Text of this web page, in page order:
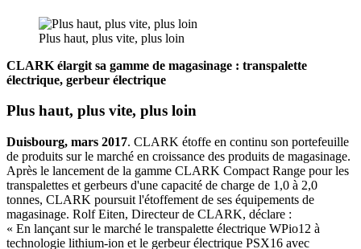
Plus haut, plus vite, plus loin
CLARK élargit sa gamme de magasinage : transpalette
électrique, gerbeur électrique
Plus haut, plus vite, plus loin
Duisbourg, mars 2017. CLARK étoffe en continu son portefeuille
de produits sur le marché en croissance des produits de magasinage.
Après le lancement de la gamme CLARK Compact Range pour les
transpalettes et gerbeurs d'une capacité de charge de 1,0 à 2,0
tonnes, CLARK poursuit l'étoffement de ses équipements de
magasinage. Rolf Eiten, Directeur de CLARK, déclare :
« En lançant sur le marché le transpalette électrique WPio12 à
technologie lithium-ion et le gerbeur électrique PSX16 avec